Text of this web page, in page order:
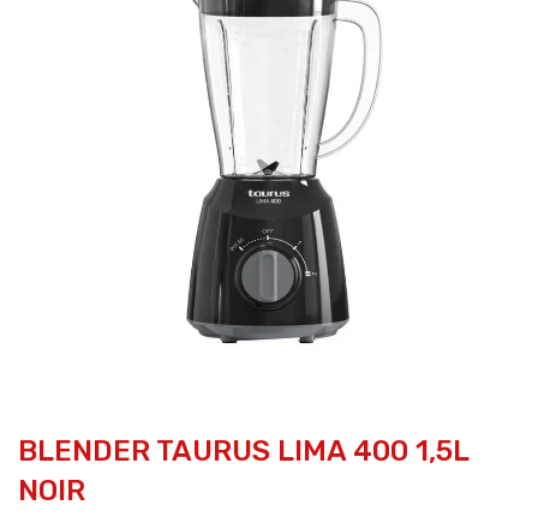
BLENDER TAURUS LIMA 400 1,5L
NOIR